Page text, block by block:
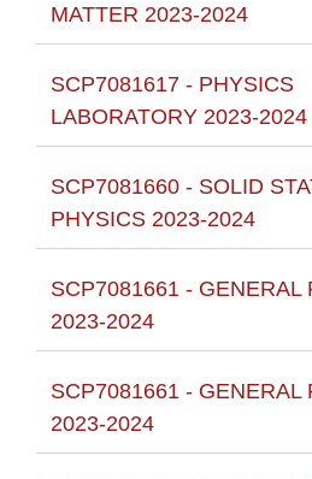
MATTER 2023-2024
SCP7081617 - PHYSICS
LABORATORY 2023-2024
SCP7081660 - SOLID
PHYSICS 2023-2024
SCP7081661 - GENERAL
2023-2024
SCP7081661 - GENERAL
2023-2024